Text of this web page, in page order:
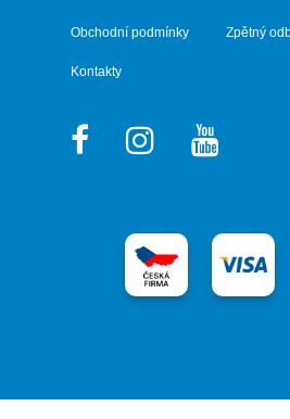
Obchodní podmínky Zpětný
Kontakty